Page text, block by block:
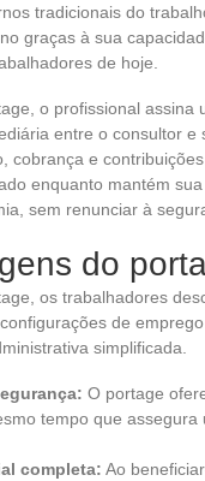
tradicionais do
graças à sua
de hoje.
o profissional
entre o consultor
cobrança e
enquanto mantém
sem renunciar à
do
os trabalhadores
de
simplificada.
O portage
tempo que
completa: Ao